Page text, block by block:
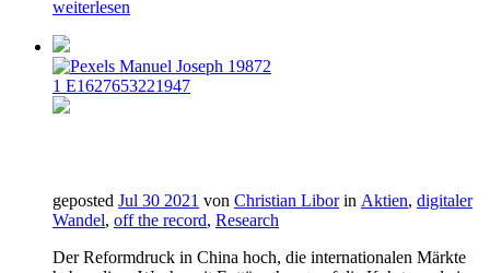
weiterlesen
geposted Jul 30 2021 von Christian Libor in Aktien, digitaler
Wandel, off the record, Research
Der Reformdruck in China hoch, die internationalen Märkte